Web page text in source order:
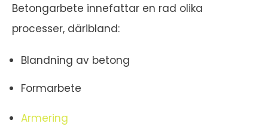
Betongarbete innefattar en rad olika
processer, däribland:
Blandning av betong
Formarbete
Armering